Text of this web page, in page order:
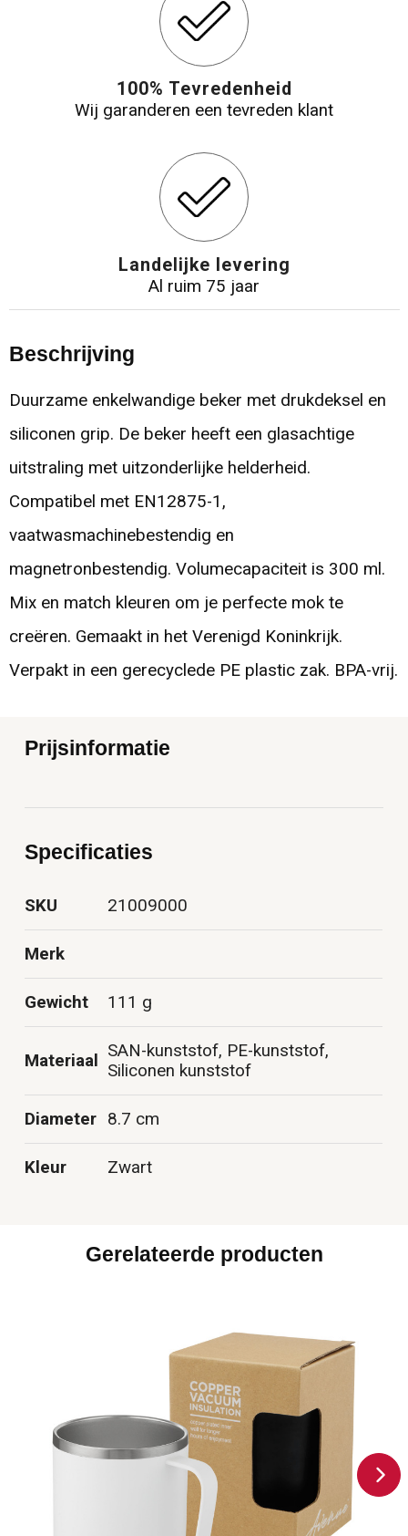
100% Tevredenheid
Wij garanderen een tevreden klant
Landelijke levering
Al ruim 75 jaar
Beschrijving
Duurzame enkelwandige beker met drukdeksel en
siliconen grip. De beker heeft een glasachtige
uitstraling met uitzonderlijke helderheid.
Compatibel met EN12875-1,
vaatwasmachinebestendig en
magnetronbestendig. Volumecapaciteit is 300 ml.
Mix en match kleuren om je perfecte mok te
creëren. Gemaakt in het Verenigd Koninkrijk.
Verpakt in een gerecyclede PE plastic zak. BPA-vrij.
Prijsinformatie
Specificaties
SKU 21009000
Merk
Gewicht 111 g
Materiaal SAN-kunststof, PE-kunststof,
Siliconen kunststof
Diameter 8.7 cm
Kleur Zwart
Gerelateerde producten